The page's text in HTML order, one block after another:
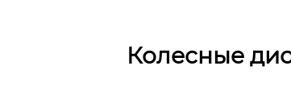
Колесные